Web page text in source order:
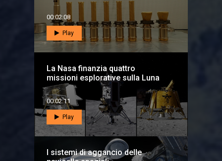
00:02:08
Play
La Nasa finanzia quattro
missioni esplorative sulla Luna
00:02:11
Play
I sistemi di aggancio delle